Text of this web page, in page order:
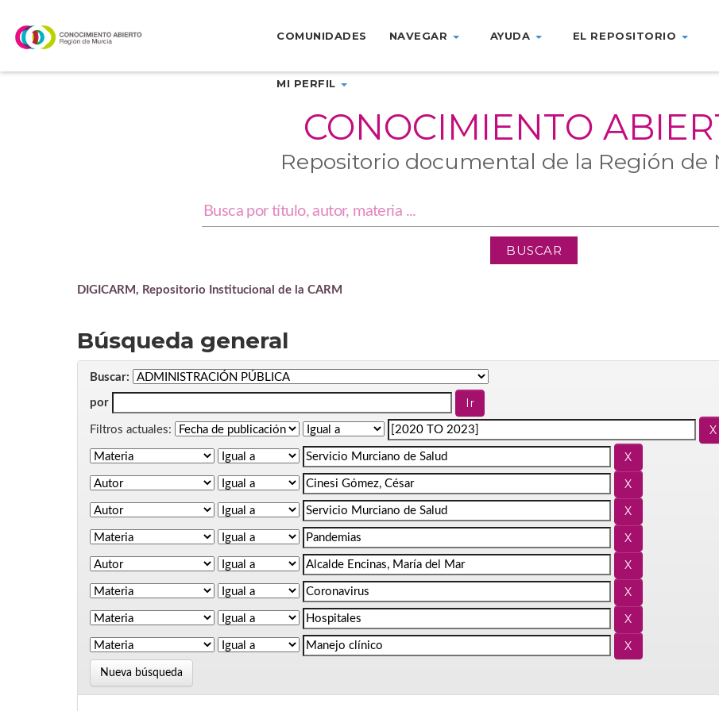
navigation
COMUNIDADES NAVEGAR AYUDA EL REPOSITORIO
MI PERFIL
CONOCIMIENTO
Repositorio documental de la Región de
DIGICARM, Repositorio Institucional de la CARM
Búsqueda general
Buscar:
por
Filtros actuales:
Nueva búsqueda